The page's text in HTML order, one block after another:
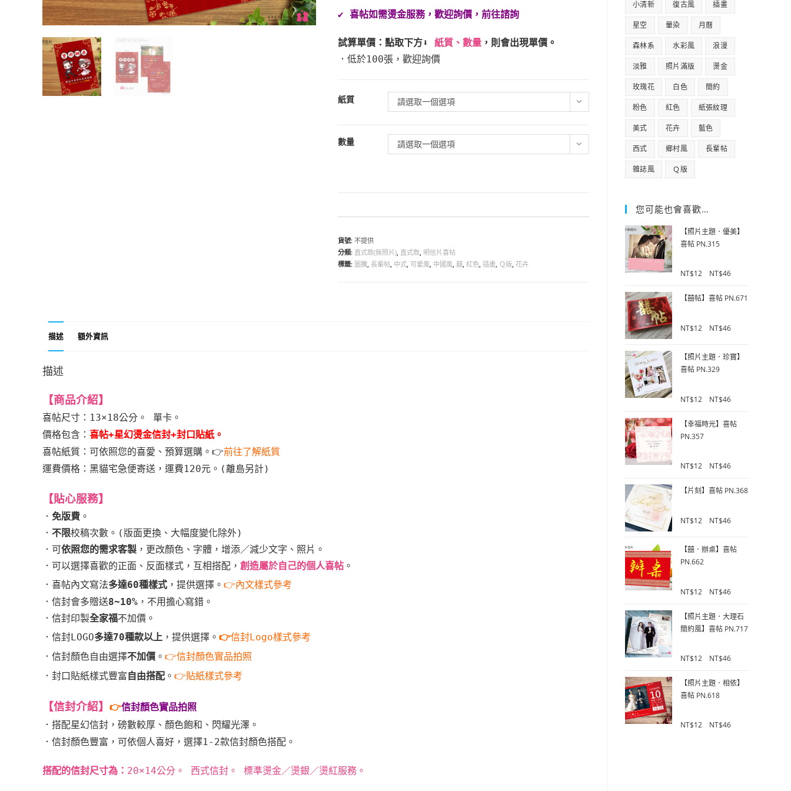
✔️ 喜帖如需燙金服務，歡迎詢價，前往諮詢
試算單價：點取下方⬇️ 紙質、數量，則會出現單價。
．低於100張，歡迎詢價
紙質 請選取一個選項
數量 請選取一個選項
貨號: 不提供
分類: 直式款(無照片), 直式款, 明信片喜帖
標籤: 圖騰, 長輩帖, 中式, 可愛風, 中國風, 囍, 紅色, 插畫, Ｑ版, 花卉
描述 額外資訊
描述
【商品介紹】
喜帖尺寸：13×18公分。 單卡。
價格包含： 喜帖+星幻燙金信封+封口貼紙。
喜帖紙質：可依照您的喜愛、預算選購。 👉前往了解紙質
運費價格：黑貓宅急便寄送，運費120元。 (離島另計)
【貼心服務】
． 免版費 。
． 不限校稿次數。(版面更換、大幅度變化除外)
．可依照您的需求客製 ，更改顏色、字體，增添／減少文字、照片。
．可以選擇喜歡的正面、反面樣式，互相搭配， 創造屬於自己的個人喜帖 。
．喜帖內文寫法多達60種樣式 ，提供選擇。 👉內文樣式參考
．信封會多贈送8~10% ，不用擔心寫錯。
．信封印製全家福不加價。
．信封LOGO多達70種款以上 ，提供選擇。 👉信封Logo樣式參考
．信封顏色自由選擇不加價 。 👉信封顏色實品拍照
．封口貼紙樣式豐富 自由搭配 。 👉貼紙樣式參考
【信封介紹】 👉信封顏色實品拍照
． 搭配星幻信封，磅數較厚、 顏色飽和、閃耀光澤。
． 信封顏色豐富， 可依個人喜好，選擇1-2款信封顏色搭配。
搭配的信封尺寸為： 20×14公分。 西式信封。 標準燙金／燙銀／燙紅服務。
小清新 復古風 插畫
星空 暈染 月曆
森林系 水彩風 浪漫
淡雅 照片滿版 燙金
玫瑰花 白色 簡約
粉色 紅色 紙張紋理
美式 花卉 藍色
西式 鄉村風 長輩帖
雜誌風 Ｑ版
您可能也會喜歡…
【照片主題．優美】
喜帖 PN.315
f
NT$12 NT$46
【囍帖】喜帖 PN.671
o
NT$12 NT$46
【照片主題．珍寶】
喜帖 PN.329
o
5
NT$12 NT$46
【幸福時光】喜帖
PN.357
f
NT$12 NT$46
【片刻】喜帖 PN.368
o
NT$12 NT$46
【囍．辦桌】喜帖
PN.662
o
NT$12 NT$46
【照片主題．大理石
簡約風】喜帖 PN.717
o
5
NT$12 NT$46
【照片主題．相依】
喜帖 PN.618
NT$12 NT$46